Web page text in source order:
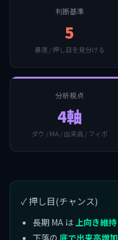
判断基準
5
暴落 / 押し目を見分ける
分析視点
4軸
ダウ / MA / 出来高 / フィボ
✓ 押し目(チャンス)
長期 MA は 上向き維持
下落の 底で出来高増加